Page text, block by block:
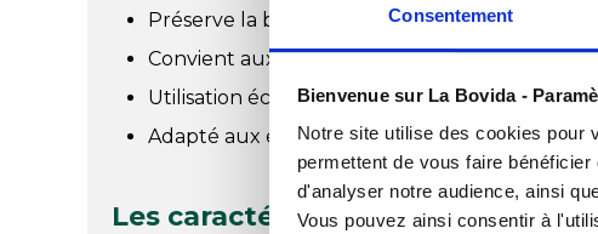
Consentement
Bienvenue sur La Bovida -
Notre site utilise des cookies pour
permettent de vous faire
d'analyser notre audience, ainsi
Vous pouvez ainsi consentir à
Préserve la brillance de la vaisselle et des
Convient aux cycles courts comme aux cycles
Utilisation économique avec un dosage
Adapté aux exigences d’hygiène des métiers
Les caractéristiques du